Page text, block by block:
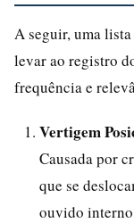
A seguir, uma
levar ao registro
frequência e
Vertigem
Causada por
que se
ouvido